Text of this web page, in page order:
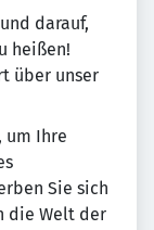
darauf,
heißen!
über unser
um Ihre
Sie sich
die Welt der